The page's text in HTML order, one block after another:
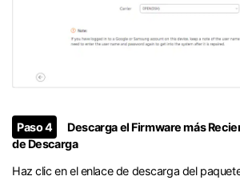
Paso 4
Descarga el Firmware más
de Descarga
Haz clic en el enlace de descarga del